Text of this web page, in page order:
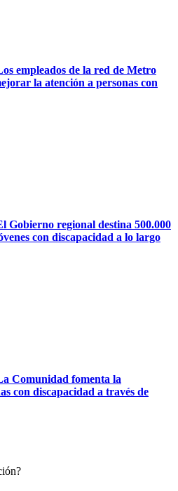
empleados de la red de Metro
la atención a personas con
Gobierno regional destina 500.000
con discapacidad a lo largo
Comunidad fomenta la
con discapacidad a través de